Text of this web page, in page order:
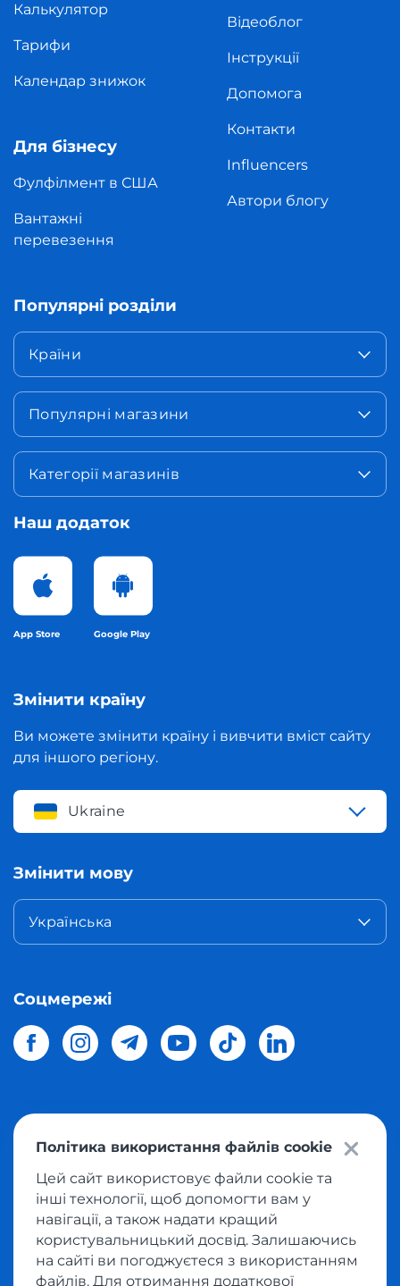
Калькулятор
Тарифи
Календар знижок
Для бізнесу
Фулфілмент в США
Вантажні
перевезення
Відеоблог
Інструкції
Допомога
Контакти
Influencers
Автори блогу
Популярні розділи
Країни
Популярні магазини
Категорії магазинів
Наш додаток
App Store Google Play
Змінити країну
Ви можете змінити країну і вивчити вміст сайту
для іншого регіону.
Ukraine
Змінити мову
Українська
Соцмережі
магазинів світу в Україну.Всі права захищені
Політика конфіденційності
Публічна оферта
Умови користування сервісом викупу товарів
Політика використання файлів cookie
Цей сайт використовує файли cookie та
інші технології, щоб допомогти вам у
навігації, а також надати кращий
користувальницький досвід. Залишаючись
на сайті ви погоджуєтеся з використанням
файлів. Для отримання додаткової